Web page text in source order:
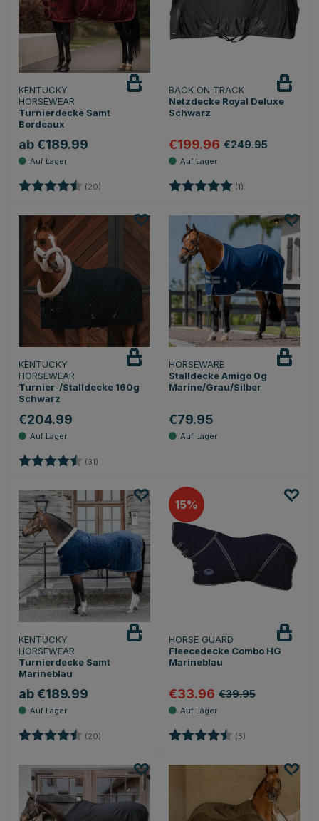
KENTUCKY
HORSEWEAR
Turnierdecke Samt
Bordeaux
ab €189.99
Bewertung: (20) 4.6 von 5 Sternen
BACK ON TRACK
Netzdecke Royal Deluxe
Schwarz
€199.96 €249.95
Bewertung: (1)
KENTUCKY
HORSEWEAR
Turnier-/Stalldecke 160g
Schwarz
€204.99
Bewertung: (31)
HORSEWARE
Stalldecke Amigo 0g
Marine/Grau/Silber
€79.95
KENTUCKY
HORSEWEAR
Turnierdecke Samt
Marineblau
ab €189.99
Bewertung: (20) 4.6 von 5 Sternen
15
HORSE GUARD
Fleecedecke Combo HG
Marineblau
€33.96 €39.95
Bewertung: (5)